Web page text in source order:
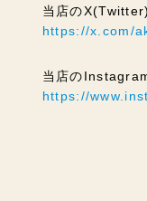
当店の
https://x.com/
当店の
https://